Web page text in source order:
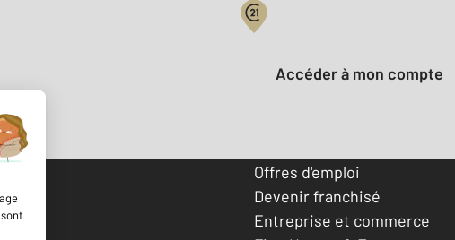
Votre compte :
Accéder à mon compte
Offres d'emploi
Devenir franchisé
Entreprise et commerce